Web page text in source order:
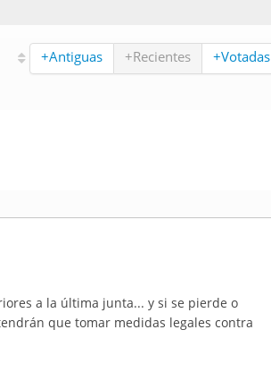
+Antiguas +Recientes +Votadas
a la última junta... y si se pierde o
que tomar medidas legales contra